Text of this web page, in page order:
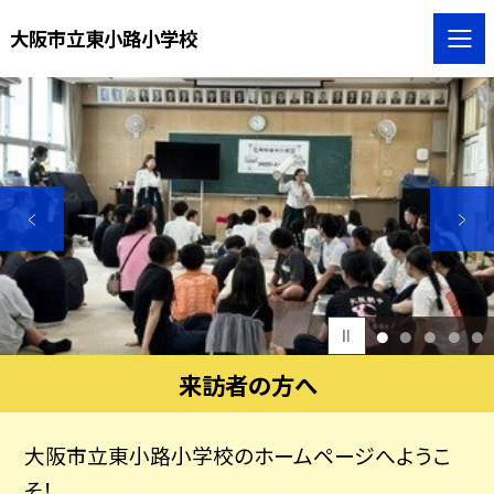
大阪市立東小路小学校
1 2 3 4 5
来訪者の方へ
大阪市立東小路小学校のホームページへようこ